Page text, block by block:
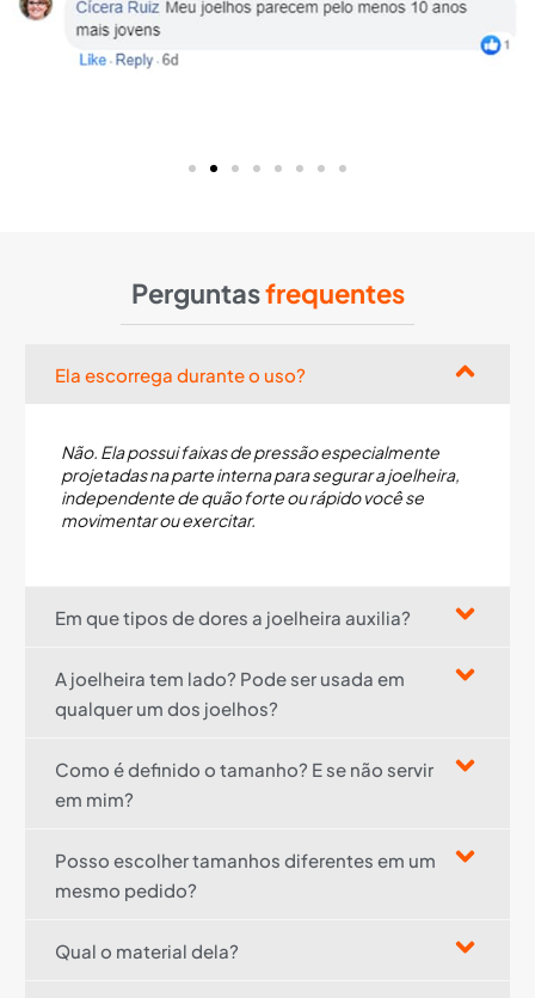
Perguntasfrequentes
Ela escorrega durante o uso?
Não. Ela possui faixas de pressão especialmente
projetadas na parte interna para segurar a joelheira,
independente de quão forte ou rápido você se
movimentar ou exercitar.
Em que tipos de dores a joelheira auxilia?
A joelheira tem lado? Pode ser usada em
qualquer um dos joelhos?
Como é definido o tamanho? E se não servir
em mim?
Posso escolher tamanhos diferentes em um
mesmo pedido?
Qual o material dela?